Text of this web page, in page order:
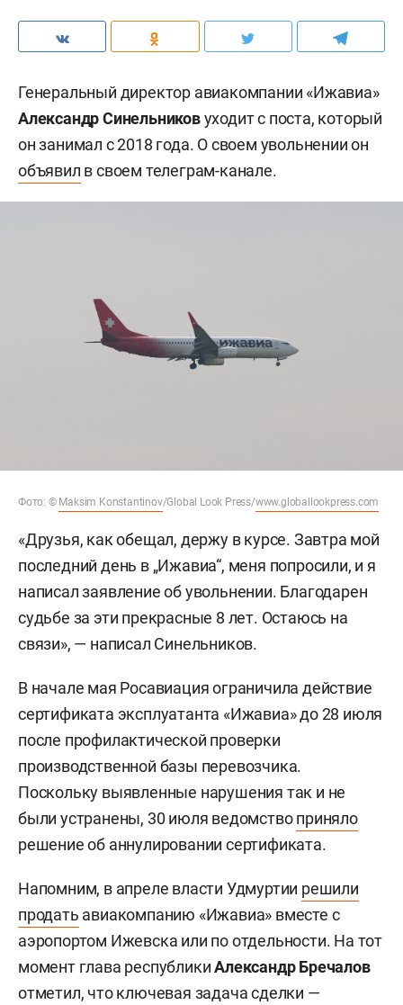
Генеральный директор авиакомпании «Ижавиа»
Александр Синельниковуходит с поста, который
он занимал с 2018 года. О своем увольнении он
объявил в своем телеграм-канале.
Фото: © Maksim Konstantinov/Global Look Press/www.globallookpress.com
«Друзья, как обещал, держу в курсе. Завтра мой
последний день в „Ижавиа“, меня попросили, и я
написал заявление об увольнении. Благодарен
судьбе за эти прекрасные 8 лет. Остаюсь на
связи», — написал Синельников.
В начале мая Росавиация ограничила действие
сертификата эксплуатанта «Ижавиа» до 28 июля
после профилактической проверки
производственной базы перевозчика.
Поскольку выявленные нарушения так и не
были устранены, 30 июля ведомствоприняло
решение об аннулировании сертификата.
Напомним, в апреле власти Удмуртии решили
продать авиакомпанию «Ижавиа» вместе с
аэропортом Ижевска или по отдельности. На тот
момент глава республикиАлександр Бречалов
отметил, что ключевая задача сделки —